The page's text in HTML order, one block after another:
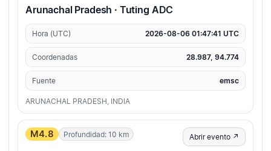
Arunachal Pradesh · Tuting ADC
Hora (UTC) 2026-08-06 01:47:41 UTC
Coordenadas 28.987, 94.774
Fuente emsc
ARUNACHAL PRADESH, INDIA
M4.8 Profundidad: 10 km Abrir evento ↗